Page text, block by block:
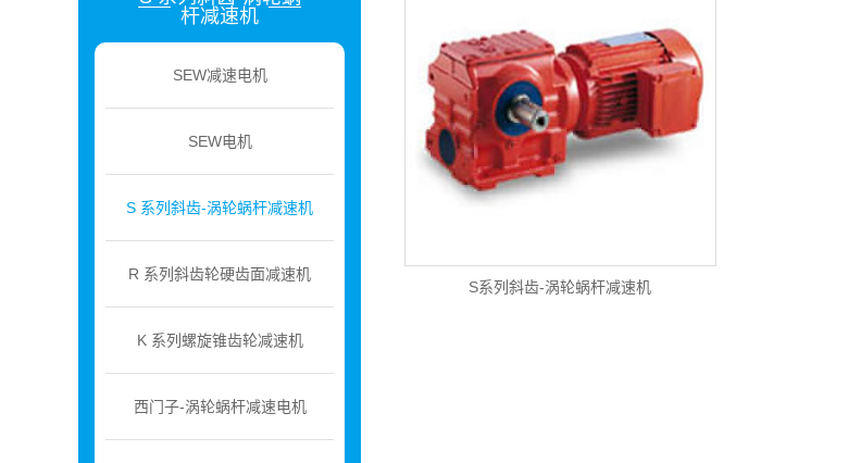
杆减速机
SEW减速电机
SEW电机
S 系列斜齿-涡轮蜗杆减速机
R 系列斜齿轮硬齿面减速机
K 系列螺旋锥齿轮减速机
西门子-涡轮蜗杆减速电机
S系列斜齿-涡轮蜗杆减速机